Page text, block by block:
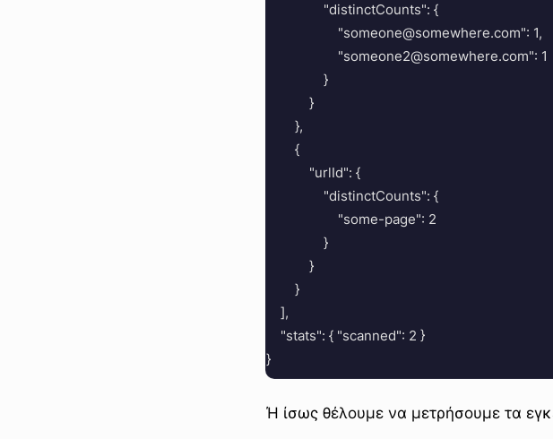
                "distinctCounts": {
                    "someone@somewhere.com": 1,
                    "someone2@somewhere.com": 1
                }
            }
        },
        {
            "urlId": {
                "distinctCounts": {
                    "some-page": 2
                }
            }
        }
    ],
    "stats": { "scanned": 2 }
Ή ίσως θέλουμε να μετρήσουμε τα